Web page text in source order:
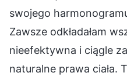
swojego
Zawsze odkładałam
nieefektywna i ciągle
naturalne prawa ciała.